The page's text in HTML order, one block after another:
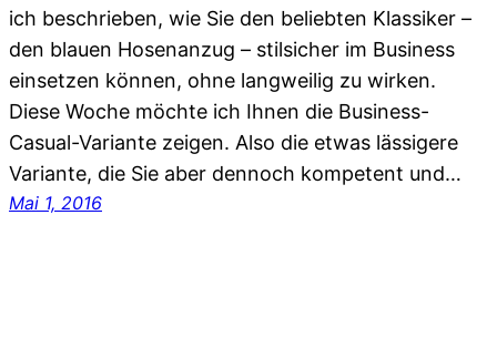
ich beschrieben, wie Sie den beliebten Klassiker –
den blauen Hosenanzug – stilsicher im Business
einsetzen können, ohne langweilig zu wirken.
Diese Woche möchte ich Ihnen die Business-
Casual-Variante zeigen. Also die etwas lässigere
Variante, die Sie aber dennoch kompetent und…
Mai 1, 2016